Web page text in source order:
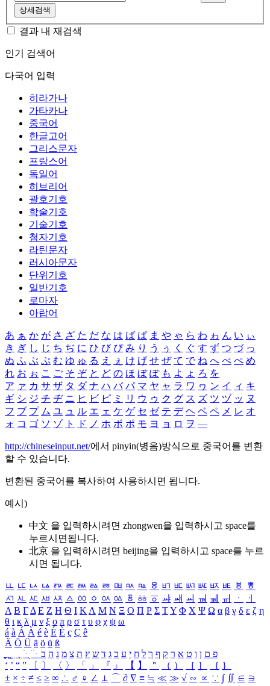
상세검색
결과 내 재검색
인기 검색어
다국어 입력
히라가나
가타카나
중국어
한글고어
그리스문자
프랑스어
독일어
히브리어
괄호기호
학술기호
기술기호
첨자기호
라틴문자
러시아문자
단위기호
일반기호
로마자
아랍어
あ ぁ か が さ ざ た だ な は ば ぱ ま や ゃ ら わ ゎ ん い ぃ
き ぎ し じ ち ぢ に ひ び ぴ み り う ぅ く ぐ す ず つ づ っ
ぬ ふ ぶ ぷ む ゆ ゅ る え ぇ け げ せ ぜ て で ね へ べ ぺ め
れ お ぉ こ ご そ ぞ と ど の ほ ぼ ぽ も よ ょ ろ を
ア ァ カ サ ザ タ ダ ナ ハ バ パ マ ヤ ャ ラ ワ ヮ ン イ ィ キ
ギ シ ジ チ ヂ ニ ヒ ビ ピ ミ リ ウ ゥ ク グ ス ズ ツ ヅ ッ ヌ
フ ブ プ ム ユ ュ ル エ ェ ケ ゲ セ ゼ テ デ ヘ ベ ペ メ レ オ
ォ コ ゴ ソ ゾ ト ド ノ ホ ボ ポ モ ヨ ョ ロ ヲ ―
http://chineseinput.net/에서 pinyin(병음)방식으로 중국어를 변환
할 수 있습니다.
변환된 중국어를 복사하여 사용하시면 됩니다.
예시)
中文 을 입력하시려면 zhongwen을 입력하시고 space를
누르시면됩니다.
北京 을 입력하시려면 beijing을 입력하시고 space를 누르
시면 됩니다.
ㅥ ㅦ ㅧ ㅨ ㅩ ㅪ ㅫ ㅬ ㅭ ㅮ ㅯ ㅰ ㅱ ㅲ ㅳ ㅴ ㅵ ㅶ ㅷ ㅸ
ㅹ
ㅺ ㅻ ㅼ ㅽ ㅾ ㅿ ㆀ ㆁ ㆂ ㆃ ㆄ ㆅ ㆆ ㆇ ㆈ ㆉ ㆊ ㆋ ㆌ ㆍ
ㆎ
Α Β ΓΔ Ε Ζ Η Θ Ι ΚΛ Μ Ν Ξ Ο Π Ρ Σ ΤΥ Φ Χ Ψ Ω α β γ δ ε ζ η
θ ι κ λ μ ν ξ ο π ρ σ τ υ φ χ ψ ω
á à Á À é è É È ç Ç ê
Ä Ö Ü ä ö ü ß
ִֶֹ ֻּ ׁׂ פ ם ן ו ט א ר ק ף ך ל ח י ע כ ג ד ש ץ ת צ מ נ ה ב
‘ ’ “ ” 〔 〕 〈 〉 「 」 『 』 【 】 ＂ （ ） ［ ］ ｛ ｝
± × ÷ ≠ ≤ ≥ ∞ ∴ ♂ ♀ ∠ ⊥ ⌒ ∂ ∇ ≡ ≒ ≪ ≫ √ ∽ ∝ ∵ ∫ ∬ ∈ ∋